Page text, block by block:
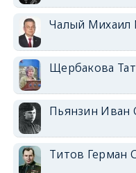
Чалый Михаил
Щербакова
Пьянзин Иван
Титов Герман